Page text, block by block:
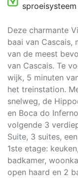
sproeisysteem
Deze charmante
baai van Cascais,
van de meest
van Cascais. Te
wijk, 5 minuten
het treinstation.
snelweg, de
en Boca do
volgende 3
Suite, 3 suites,
1ste etage:
badkamer,
open haard en 2